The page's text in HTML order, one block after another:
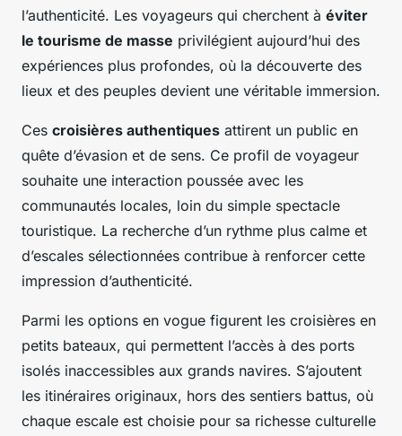
l’authenticité. Les voyageurs qui cherchent à éviter
le tourisme de masse privilégient aujourd’hui des
expériences plus profondes, où la découverte des
lieux et des peuples devient une véritable immersion.
Ces croisières authentiques attirent un public en
quête d’évasion et de sens. Ce profil de voyageur
souhaite une interaction poussée avec les
communautés locales, loin du simple spectacle
touristique. La recherche d’un rythme plus calme et
d’escales sélectionnées contribue à renforcer cette
impression d’authenticité.
Parmi les options en vogue figurent les croisières en
petits bateaux, qui permettent l’accès à des ports
isolés inaccessibles aux grands navires. S’ajoutent
les itinéraires originaux, hors des sentiers battus, où
chaque escale est choisie pour sa richesse culturelle